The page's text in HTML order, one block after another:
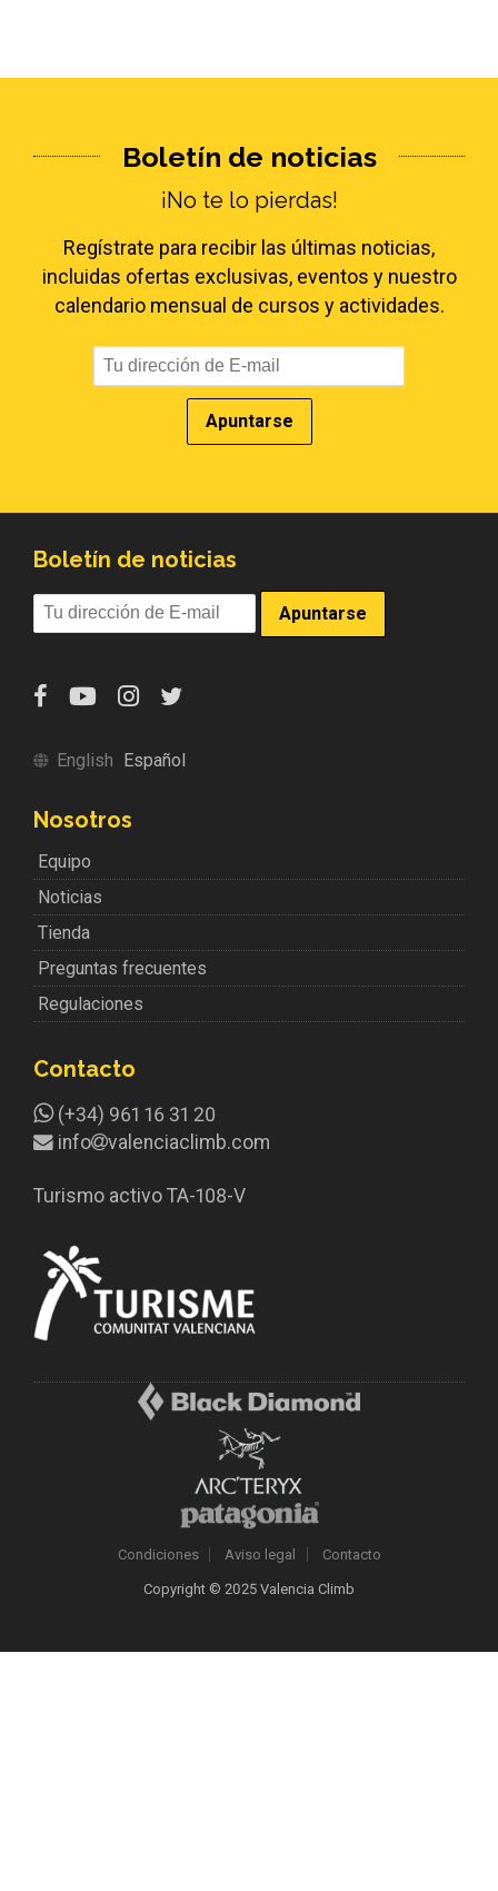
Boletín de noticias
¡No te lo pierdas!
Regístrate para recibir las últimas noticias,
incluidas ofertas exclusivas, eventos y nuestro
calendario mensual de cursos y actividades.
Boletín de noticias
English Español
Nosotros
Equipo
Noticias
Tienda
Preguntas frecuentes
Regulaciones
Contacto
(+34) 961 16 31 20
info
valenciaclimb.com
Turismo activo TA-108-V
Condiciones Aviso legal Contacto
Copyright © 2025 Valencia Climb